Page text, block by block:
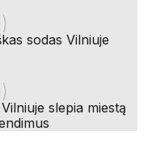
sodas Vilniuje
slepia miestą